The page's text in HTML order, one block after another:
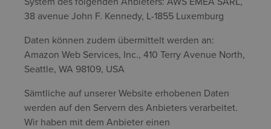
38 avenue John F. Kennedy, L-1855 Luxemburg
Daten können zudem übermittelt werden an:
Amazon Web Services, Inc., 410 Terry Avenue North,
Seattle, WA 98109, USA
Sämtliche auf unserer Website erhobenen Daten
werden auf den Servern des Anbieters verarbeitet.
Wir haben mit dem Anbieter einen